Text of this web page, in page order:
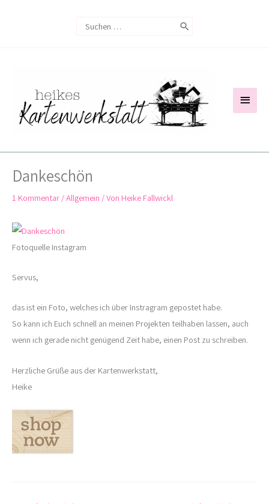
Search
Dankeschön
1 Kommentar /Allgemein / Von Heike Fallwickl
Fotoquelle Instagram
Servus,
das ist ein Foto, welches ich über Instragram gepostet habe.
So kann ich Euch schnell an meinen Projekten teilhaben lassen, auch
wenn ich gerade nicht genügend Zeit habe, einen Post zu schreiben.
Herzliche Grüße aus der Kartenwerkstatt,
Heike